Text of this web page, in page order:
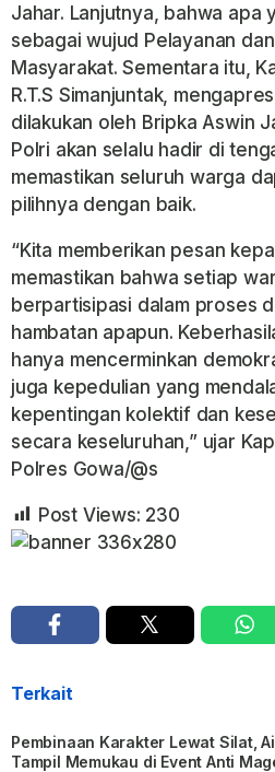
Jahar. Lanjutnya, bahwa apa
sebagai wujud Pelayanan
Masyarakat. Sementara itu,
R.T.S Simanjuntak,
dilakukan oleh Bripka Aswin
Polri akan selalu hadir di
memastikan seluruh warga
pilihnya dengan baik.
“Kita memberikan pesan
memastikan bahwa setiap
berpartisipasi dalam proses
hambatan apapun.
hanya mencerminkan
juga kepedulian yang
kepentingan kolektif dan
secara keseluruhan,” ujar
Polres Gowa/@s
Post Views: 230
Terkait
Pembinaan Karakter Lewat Silat,
Tampil Memukau di Event Anti